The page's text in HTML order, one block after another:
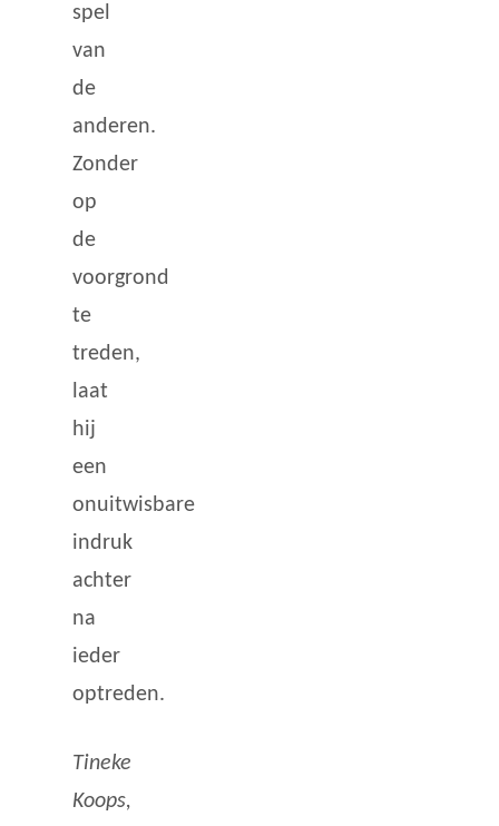
spel
van
de
anderen.
Zonder
op
de
voorgrond
te
treden,
laat
hij
een
onuitwisbare
indruk
achter
na
ieder
optreden.
Tineke
Koops,